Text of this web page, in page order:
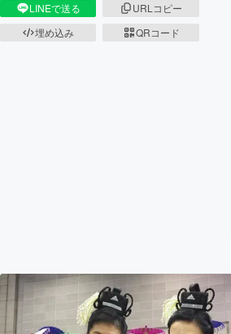
LINEで送る
URLコピー
埋め込み
QRコード